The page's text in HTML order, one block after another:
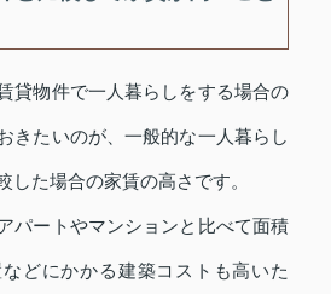
貸物件で一人暮らしをする場合の
きたいのが、一般的な一人暮らし
した場合の家賃の高さです。
パートやマンションと比べて面積
どにかかる建築コストも高いた